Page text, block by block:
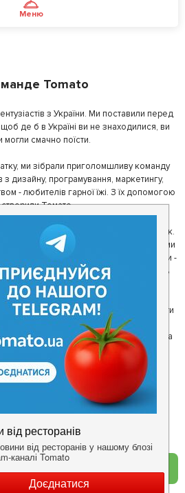
Меню
Tomato
з України. Ми поставили перед
де б в Україні ви не знаходилися, ви
могли смачно поїсти.
ми зібрали приголомшливу команду
з дизайну, програмування, маркетингу,
- любителів гарної їжі. З їх допомогою
Томато.
знайти цікаві місця неподалік.
з ресторанами - таким чином ми
Друга частина нашої команди -
своїми враженнями і допомагають
у виборі кращих місць.
Для них ми надаємо зручні інструменти
про себе - в результаті відвідувачі
а ресторан зможе зосередитися на
більше всього - смачній їжі.
про заклад?